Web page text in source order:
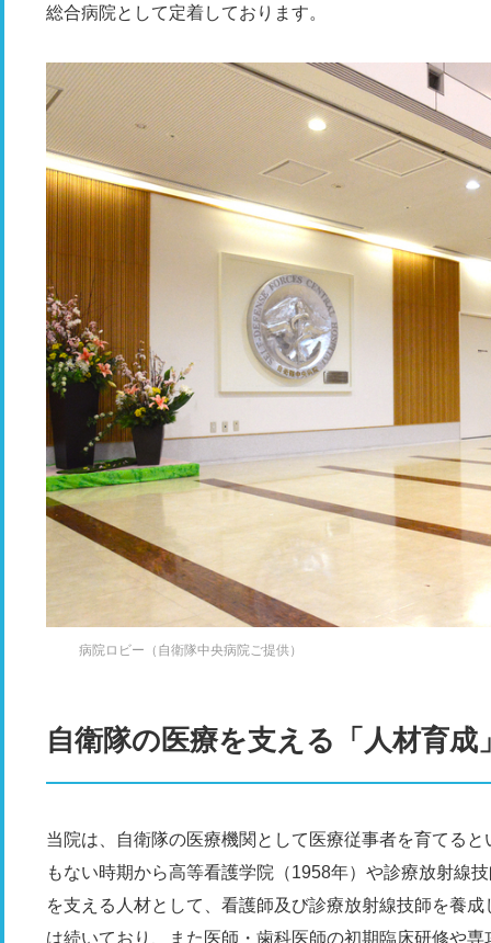
総合病院として定着しております。
病院ロビー（自衛隊中央病院ご提供）
自衛隊の医療を支える「人材育成
当院は、自衛隊の医療機関として医療従事者を育てる
もない時期から高等看護学院（1958年）や診療放射線
を支える人材として、看護師及び診療放射線技師を養
は続いており、また医師・歯科医師の初期臨床研修や